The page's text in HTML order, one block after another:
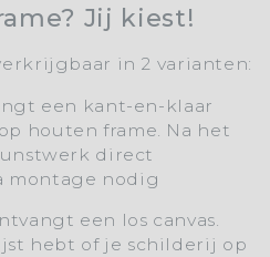
Jij kiest!
in 2 varianten:
een kant-en-klaar
houten frame. Na het
direct
montage nodig
een los canvas.
hebt of je schilderij op